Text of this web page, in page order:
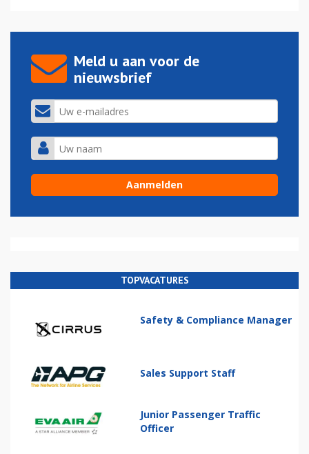
Meld u aan voor de
nieuwsbrief
TOPVACATURES
Safety & Compliance Manager
Sales Support Staff
Junior Passenger Traffic
Officer